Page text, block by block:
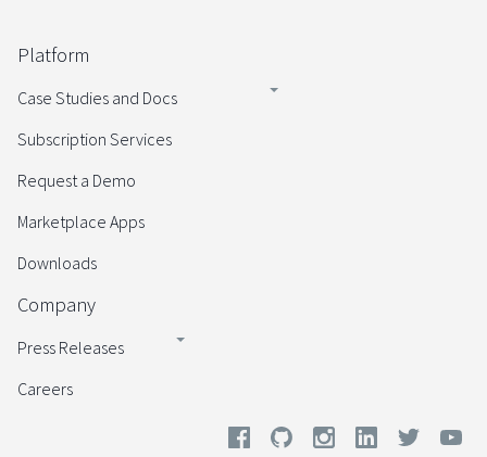
Platform
Case Studies and Docs
Subscription Services
Request a Demo
Marketplace Apps
Downloads
Company
Press Releases
Careers